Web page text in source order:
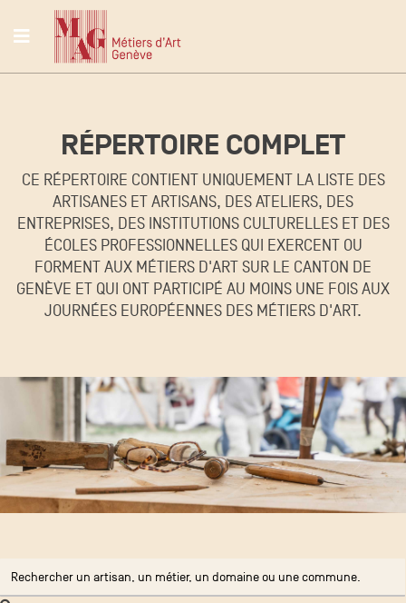
RÉPERTOIRE COMPLET
CE RÉPERTOIRE CONTIENT UNIQUEMENT LA LISTE DES
ARTISANES ET ARTISANS, DES ATELIERS, DES
ENTREPRISES, DES INSTITUTIONS CULTURELLES ET DES
ÉCOLES PROFESSIONNELLES QUI EXERCENT OU
FORMENT AUX MÉTIERS D'ART SUR LE CANTON DE
GENÈVE ET QUI ONT PARTICIPÉ AU MOINS UNE FOIS AUX
JOURNÉES EUROPÉENNES DES MÉTIERS D'ART.